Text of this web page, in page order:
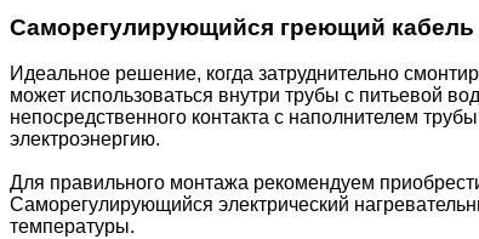
Саморегулирующийся греющий кабель
Идеальное решение, когда затруднительно
может использоваться внутри трубы с питьевой
непосредственного контакта с наполнителем
электроэнергию.
Для правильного монтажа рекомендуем
Саморегулирующийся электрический
температуры.